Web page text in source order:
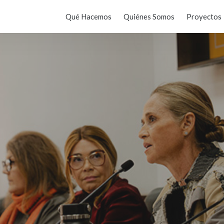
Qué Hacemos Quiénes Somos Proyectos